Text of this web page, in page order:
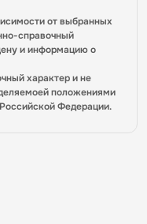
от выбранных
справочный
и информацию о
характер и не
положениями
Федерации.